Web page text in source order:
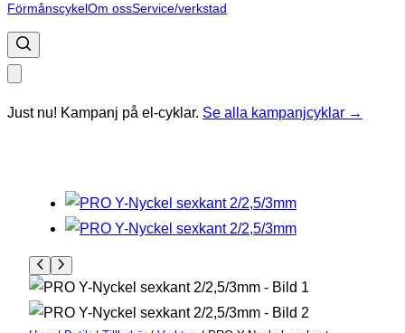
FörmånscykelOm ossService/verkstad
Just nu! Kampanj på el-cyklar. Se alla kampanjcyklar →